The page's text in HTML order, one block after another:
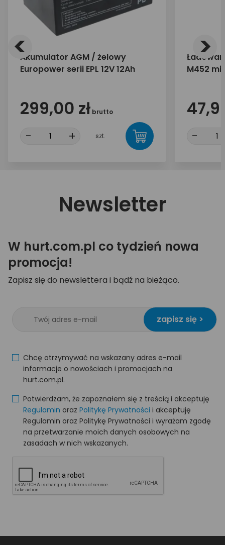
Akumulator AGM / żelowy
Europower serii EPL 12V 12Ah
299,00 zł brutto
- + szt.
M452
-
< >
Newsletter
W hurt.com.pl co tydzień nowa
promocja!
Zapisz się do newslettera i bądź na bieżąco.
zapisz się >
Chcę otrzymywać na wskazany adres e-mail
informacje o nowościach i promocjach na
hurt.com.pl.
Potwierdzam, że zapoznałem się z treścią i akceptuję
Regulamin oraz Politykę Prywatności i akceptuję
Regulamin oraz Politykę Prywatności i wyrażam zgodę
na przetwarzanie moich danych osobowych na
zasadach w nich wskazanych.